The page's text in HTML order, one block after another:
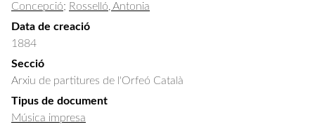
Concepció; Rosselló, Antonia
Data de creació
1884
Secció
Arxiu de partitures de l'Orfeó Català
Tipus de document
Música impresa